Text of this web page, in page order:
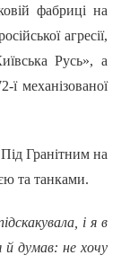
фабриці на
агресії,
Русь», а
ї механізованої
Гранітним на
та танками.
і я в
й думав: не хочу